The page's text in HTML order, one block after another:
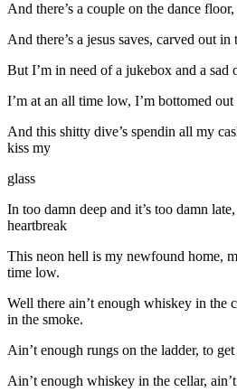
And there’s a couple on the dance
And there’s a jesus saves, carved out in
But I’m in need of a jukebox and a sad
I’m at an all time low, I’m bottomed
And this shitty dive’s spendin all my
kiss my
glass
In too damn deep and it’s too damn
heartbreak
This neon hell is my newfound home,
time low.
Well there ain’t enough whiskey in the
in the smoke.
Ain’t enough rungs on the ladder, to
Ain’t enough whiskey in the cellar,